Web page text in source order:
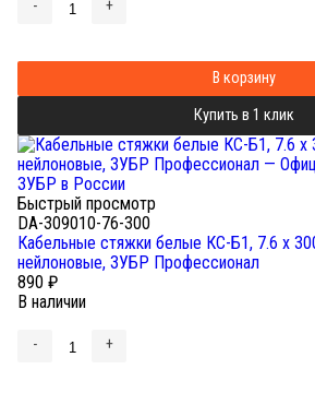
- +
В корзину
Купить в 1 клик
Быстрый просмотр
DA-309010-76-300
Кабельные стяжки белые КС-Б1, 7.6 x
нейлоновые, ЗУБР Профессионал
890 ₽
В наличии
- +